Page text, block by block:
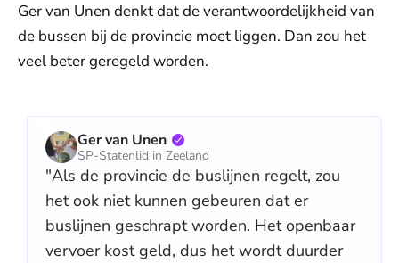
Ger van Unen denkt dat de verantwoordelijkheid van
de bussen bij de provincie moet liggen. Dan zou het
veel beter geregeld worden.
Ger van Unen
SP-Statenlid in Zeeland
"Als de provincie de buslijnen regelt, zou
het ook niet kunnen gebeuren dat er
buslijnen geschrapt worden. Het openbaar
vervoer kost geld, dus het wordt duurder